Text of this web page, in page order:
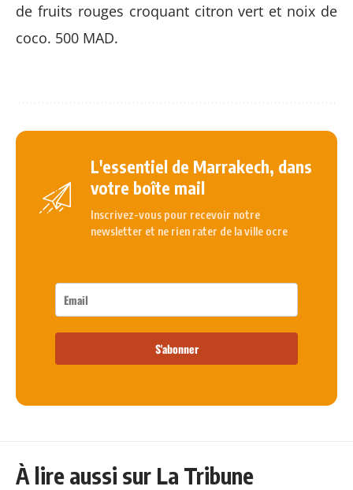
de fruits rouges croquant citron vert et noix de
coco. 500 MAD.
L'essentiel de Marrakech, dans
votre boîte mail
Inscrivez-vous pour recevoir notre
newsletter et ne rien rater de la ville ocre
S'abonner
À lire aussi sur La Tribune